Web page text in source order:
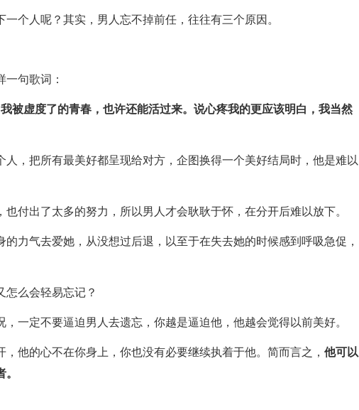
个人呢？其实，男人忘不掉前任，往往有三个原因。
一句歌词：
被虚度了的青春，也许还能活过来。说心疼我的更应该明白，我当然
人，把所有最美好都呈现给对方，企图换得一个美好结局时，他是难以
也付出了太多的努力，所以男人才会耿耿于怀，在分开后难以放下。
力气去爱她，从没想过后退，以至于在失去她的时候感到呼吸急促，
怎么会轻易忘记？
，一定不要逼迫男人去遗忘，你越是逼迫他，他越会觉得以前美好。
他的心不在你身上，你也没有必要继续执着于他。简而言之， 他可以